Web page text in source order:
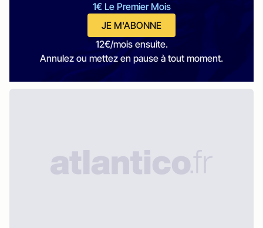
1€ Le Premier Mois
JE M'ABONNE
12€/mois ensuite.
Annulez ou mettez en pause à tout moment.